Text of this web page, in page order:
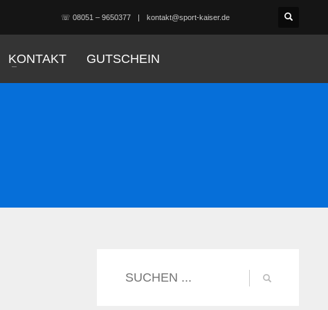
☏ 08051 – 9650377 kontakt@sport-kaiser.de
KONTAKT GUTSCHEIN